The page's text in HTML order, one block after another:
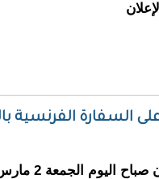
السفارة الفرنسية